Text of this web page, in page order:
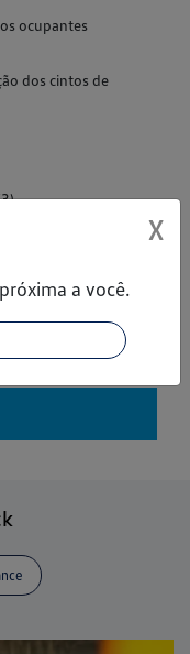
ocupantes
dos cintos de
X
a você.